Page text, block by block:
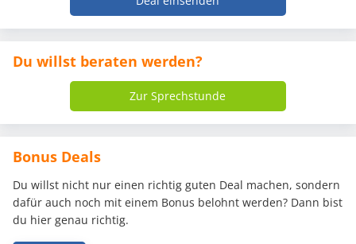
Du willst beraten werden?
Zur Sprechstunde
Bonus Deals
Du willst nicht nur einen richtig guten Deal machen, sondern
dafür auch noch mit einem Bonus belohnt werden? Dann bist
du hier genau richtig.